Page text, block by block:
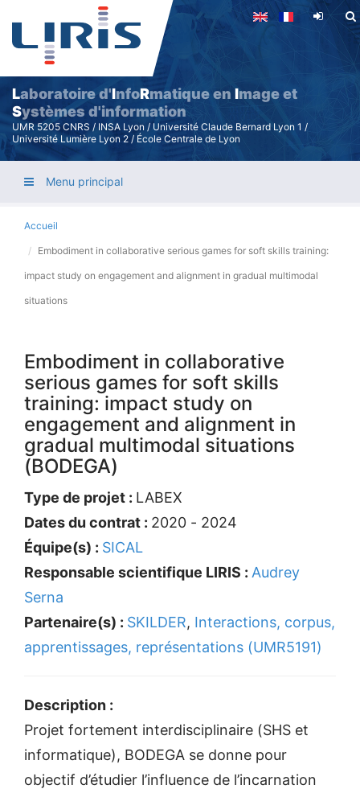
Aller
principal
Laboratoire d'InfoRmatique en Image et
Systèmes d'information
UMR 5205 CNRS / INSA Lyon / Université Claude Bernard Lyon 1 /
Université Lumière Lyon 2 / École Centrale de Lyon
Menu principal
Accueil
Embodiment in collaborative serious games for soft skills training:
impact study on engagement and alignment in gradual multimodal
situations
Embodiment in collaborative
serious games for soft skills
training: impact study on
engagement and alignment in
gradual multimodal situations
(BODEGA)
Type de projet : LABEX
Dates du contrat : 2020 - 2024
Équipe(s) : SICAL
Responsable scientifique LIRIS : Audrey
Serna
Partenaire(s) : SKILDER, Interactions, corpus,
apprentissages, représentations (UMR5191)
Description :
Projet fortement interdisciplinaire (SHS et
informatique), BODEGA se donne pour
objectif d’étudier l’influence de l’incarnation